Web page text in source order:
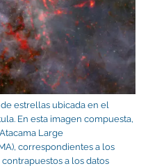
estrellas ubicada en el
En esta imagen compuesta,
Large
correspondientes a los
a los datos